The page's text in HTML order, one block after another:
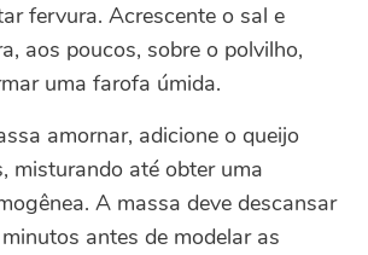
fervura. Acrescente o sal e
aos poucos, sobre o polvilho,
uma farofa úmida.
amornar, adicione o queijo
misturando até obter uma
A massa deve descansar
antes de modelar as